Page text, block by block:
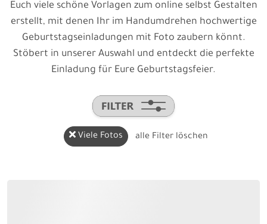
Euch viele schöne Vorlagen zum online selbst Gestalten
erstellt, mit denen Ihr im Handumdrehen hochwertige
Geburtstagseinladungen mit Foto zaubern könnt.
Stöbert in unserer Auswahl und entdeckt die perfekte
Einladung für Eure Geburtstagsfeier.
Viele Fotos alle Filter löschen